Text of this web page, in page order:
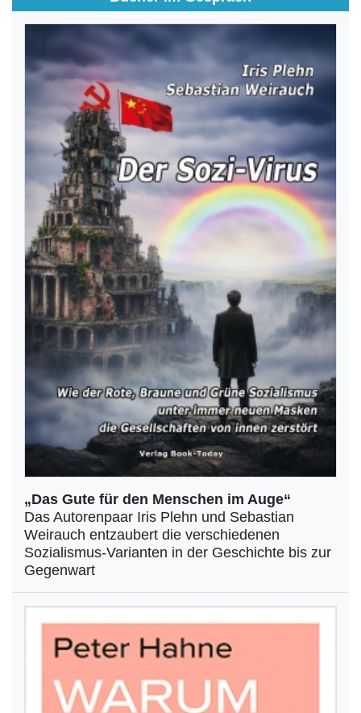
„Das Gute für den Menschen im Auge“
Das Autorenpaar Iris Plehn und Sebastian
Weirauch entzaubert die verschiedenen
Sozialismus-Varianten in der Geschichte bis zur
Gegenwart